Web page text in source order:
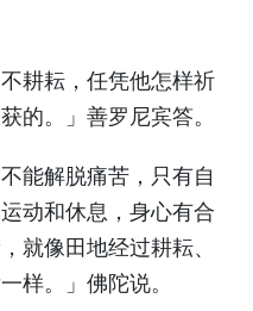
耕耘，任凭他怎样祈
的。」善罗尼宾答。
能解脱痛苦，只有自
动和休息，身心有合
就像田地经过耕耘、
样。」佛陀说。